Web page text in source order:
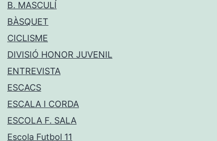
B. MASCULÍ
BÀSQUET
CICLISME
DIVISIÓ HONOR JUVENIL
ENTREVISTA
ESCACS
ESCALA I CORDA
ESCOLA F. SALA
Escola Futbol 11